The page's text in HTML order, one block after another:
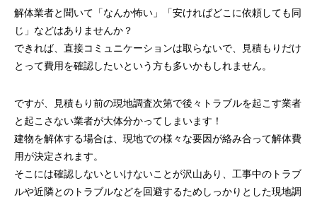
解体業者と聞いて「なんか怖い」「安ければどこに依頼しても同
じ」などはありませんか？
できれば、直接コミュニケーションは取らないで、見積もりだけ
とって費用を確認したいという方も多いかもしれません。
ですが、見積もり前の現地調査次第で後々トラブルを起こす業者
と起こさない業者が大体分かってしまいます！
建物を解体する場合は、現地での様々な要因が絡み合って解体費
用が決定されます。
そこには確認しないといけないことが沢山あり、工事中のトラブ
ルや近隣とのトラブルなどを回避するためしっかりとした現地調